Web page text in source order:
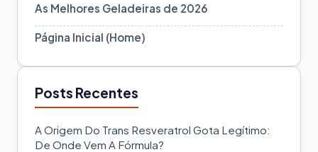
As Melhores Geladeiras de 2026
Página Inicial (Home)
Posts Recentes
A Origem Do Trans Resveratrol Gota Legítimo:
De Onde Vem A Fórmula?